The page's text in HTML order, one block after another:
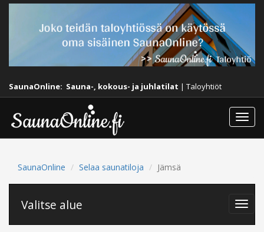
SaunaOnline: Sauna-, kokous- ja juhlatilat | Taloyhtiöt
SaunaOnline Selaa saunatiloja Jämsä
Valitse alue